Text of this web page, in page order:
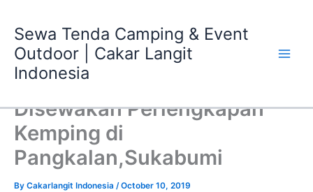
content
Sewa Tenda Camping & Event
Outdoor | Cakar Langit
Indonesia
Disewakan Perlengkapan
Kemping di
Pangkalan,Sukabumi
By Cakarlangit Indonesia /October 10, 2019